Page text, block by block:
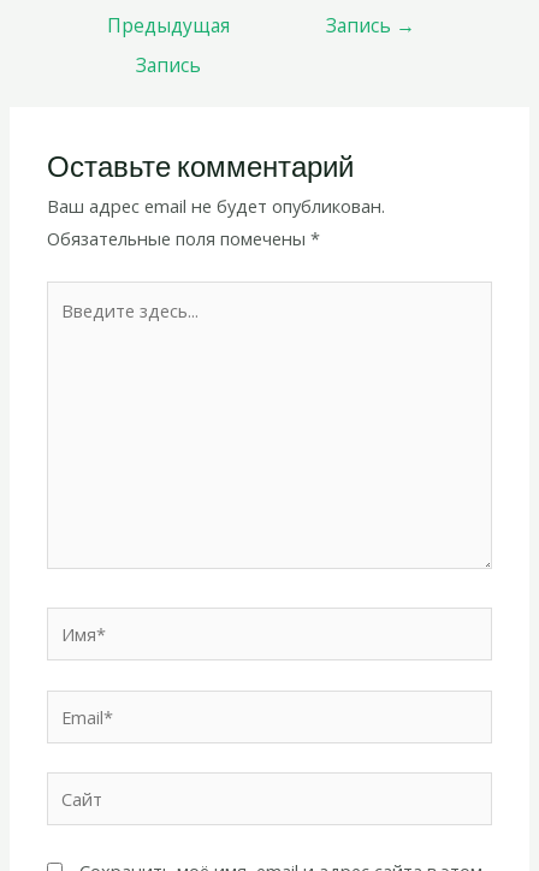
Предыдущая
Запись
Запись →
Оставьте комментарий
Ваш адрес email не будет опубликован.
Обязательные поля помечены*
здесь...
Сайт